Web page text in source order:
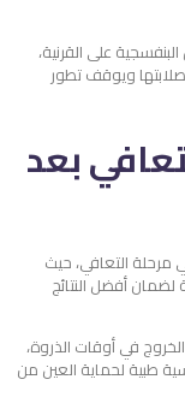
على القرنية،
صلابتها ويوقف تطور
بعد
مرحلة التعافي، حيث
أفضل النتائج
في أوقات الذروة،
طبية لحماية العين من